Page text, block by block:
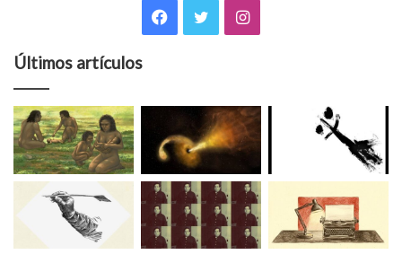
Facebook
TwitterInstagram
Últimos artículos